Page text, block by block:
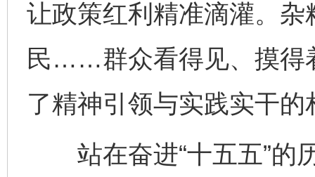
让政策红利精准滴灌。
民……群众看得见、摸得
了精神引领与实践实干的
站在奋进“十五五”的